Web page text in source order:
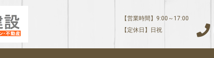
【営業時間】9:00～17:00
【定休日】日祝